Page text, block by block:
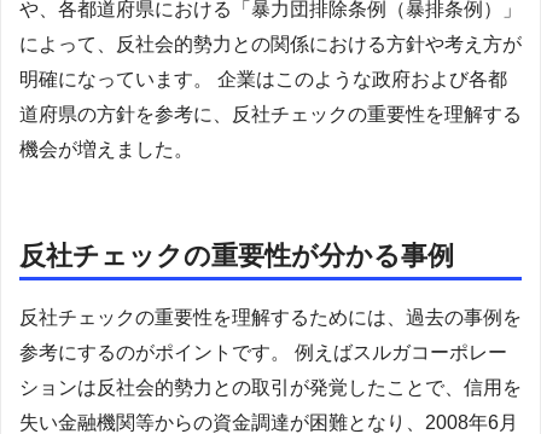
や、各都道府県における「暴力団排除条例（暴排条例）」
によって、反社会的勢力との関係における方針や考え方が
明確になっています。 企業はこのような政府および各都
道府県の方針を参考に、反社チェックの重要性を理解する
機会が増えました。
反社チェックの重要性が分かる事例
反社チェックの重要性を理解するためには、過去の事例を
参考にするのがポイントです。 例えばスルガコーポレー
ションは反社会的勢力との取引が発覚したことで、信用を
失い金融機関等からの資金調達が困難となり、2008年6月